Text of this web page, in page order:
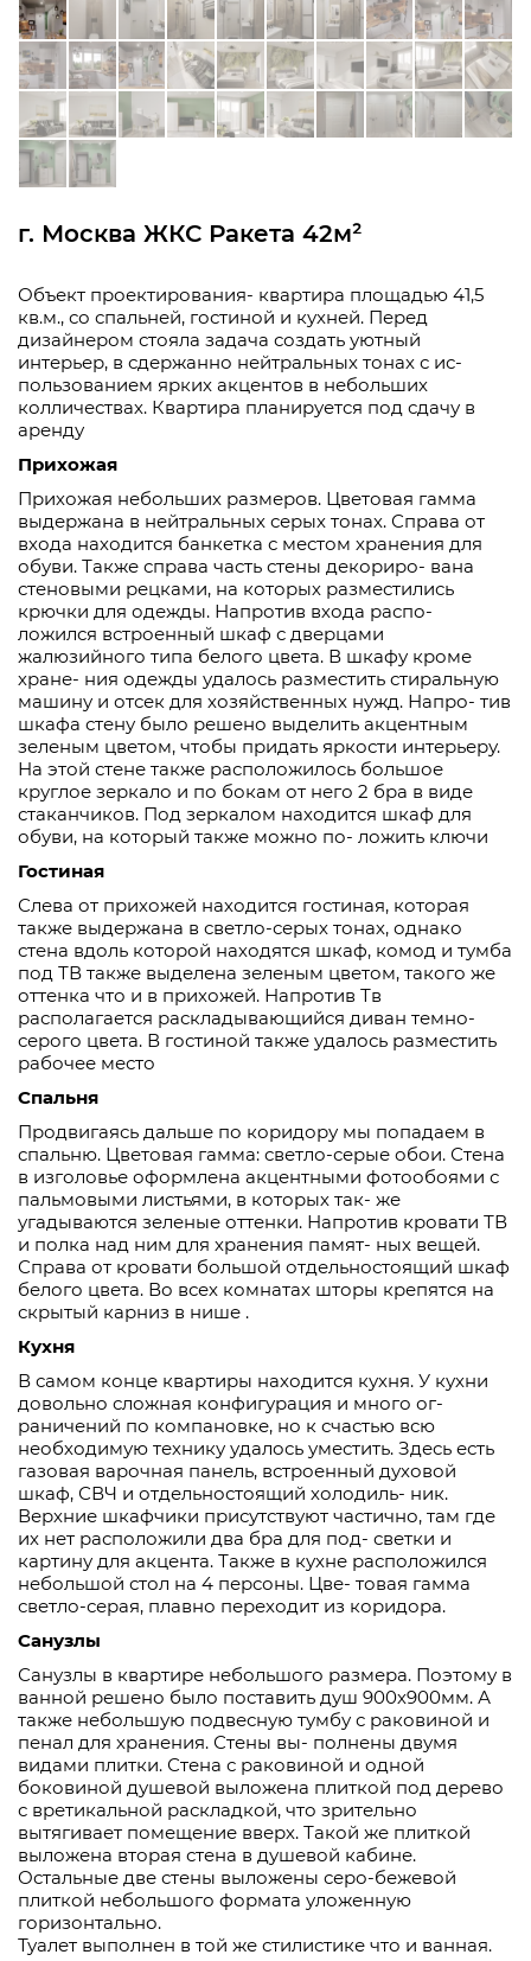
г. Москва ЖКС Ракета 42м²
Объект проектирования- квартира площадью 41,5
кв.м., со спальней, гостиной и кухней. Перед
дизайнером стояла задача создать уютный
интерьер, в сдержанно нейтральных тонах с ис-
пользованием ярких акцентов в небольших
колличествах. Квартира планируется под сдачу в
аренду
Прихожая
Прихожая небольших размеров. Цветовая гамма
выдержана в нейтральных серых тонах. Справа от
входа находится банкетка с местом хранения для
обуви. Также справа часть стены декориро- вана
стеновыми рецками, на которых разместились
крючки для одежды. Напротив входа распо-
ложился встроенный шкаф с дверцами
жалюзийного типа белого цвета. В шкафу кроме
хране- ния одежды удалось разместить стиральную
машину и отсек для хозяйственных нужд. Напро- тив
шкафа стену было решено выделить акцентным
зеленым цветом, чтобы придать яркости интерьеру.
На этой стене также расположилось большое
круглое зеркало и по бокам от него 2 бра в виде
стаканчиков. Под зеркалом находится шкаф для
обуви, на который также можно по- ложить ключи
Гостиная
Слева от прихожей находится гостиная, которая
также выдержана в светло-серых тонах, однако
стена вдоль которой находятся шкаф, комод и тумба
под ТВ также выделена зеленым цветом, такого же
оттенка что и в прихожей. Напротив Тв
располагается раскладывающийся диван темно-
серого цвета. В гостиной также удалось разместить
рабочее место
Спальня
Продвигаясь дальше по коридору мы попадаем в
спальню. Цветовая гамма: светло-серые обои. Стена
в изголовье оформлена акцентными фотообоями с
пальмовыми листьями, в которых так- же
угадываются зеленые оттенки. Напротив кровати ТВ
и полка над ним для хранения памят- ных вещей.
Справа от кровати большой отдельностоящий шкаф
белого цвета. Во всех комнатах шторы крепятся на
скрытый карниз в нише .
Кухня
В самом конце квартиры находится кухня. У кухни
довольно сложная конфигурация и много ог-
раничений по компановке, но к счастью всю
необходимую технику удалось уместить. Здесь есть
газовая варочная панель, встроенный духовой
шкаф, СВЧ и отдельностоящий холодиль- ник.
Верхние шкафчики присутствуют частично, там где
их нет расположили два бра для под- светки и
картину для акцента. Также в кухне расположился
небольшой стол на 4 персоны. Цве- товая гамма
светло-серая, плавно переходит из коридора.
Санузлы
Санузлы в квартире небольшого размера. Поэтому в
ванной решено было поставить душ 900х900мм. А
также небольшую подвесную тумбу с раковиной и
пенал для хранения. Стены вы- полнены двумя
видами плитки. Стена с раковиной и одной
боковиной душевой выложена плиткой под дерево
с вретикальной раскладкой, что зрительно
вытягивает помещение вверх. Такой же плиткой
выложена вторая стена в душевой кабине.
Остальные две стены выложены серо-бежевой
плиткой небольшого формата уложенную
горизонтально.
Туалет выполнен в той же стилистике что и ванная.